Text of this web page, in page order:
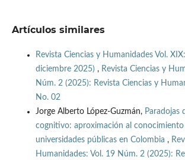
Artículos similares
Revista Ciencias y Humanidades Vol.
diciembre 2025) , Revista Ciencias y
Núm. 2 (2025): Revista Ciencias y
No. 02
Jorge Alberto López-Guzmán, Paradojas
cognitivo: aproximación al conocimiento
universidades públicas en Colombia ,
Humanidades: Vol. 19 Núm. 2 (2025):